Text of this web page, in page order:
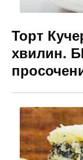
Торт
хвилин.